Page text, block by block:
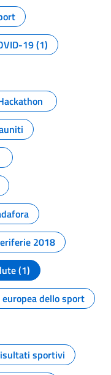
pagina
19 (1)
2018
(1)
dello sport
sportivi